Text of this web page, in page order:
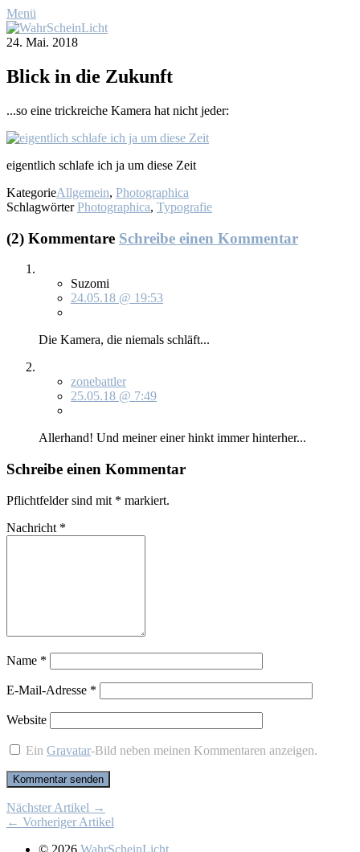
Menü
24. Mai. 2018
Blick in die Zu­kunft
...so ei­ne trick­rei­che Ka­me­ra hat nicht je­der:
ei­gent­lich schla­fe ich ja um die­se Zeit
KategorieAllgemein, Photographica
Schlagwörter Photographica, Typografie
(2) Kommentare Schreibe einen Kommentar
Suzomi
24.05.18 @ 19:53
Die Ka­me­ra, die nie­mals schläft...
zonebattler
25.05.18 @ 7:49
Al­ler­hand! Und mei­ner ei­ner hinkt im­mer hin­ter­her...
Schreibe einen Kommentar
Pflichtfelder sind mit * markiert.
Nachricht *
Name *
E-Mail-Adresse *
Website
EinGravatar-Bild neben meinen Kommentaren anzeigen.
Nächster Artikel →
← Vorheriger Artikel
© 2026 WahrScheinLicht